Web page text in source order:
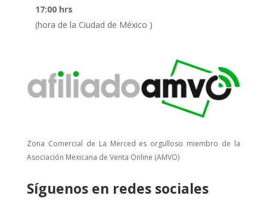
17:00 hrs
(hora de la Ciudad de México )
Zona Comercial de La Merced es orgulloso miembro de la
Asociación Mexicana de Venta Online (AMVO)
Síguenos en redes sociales